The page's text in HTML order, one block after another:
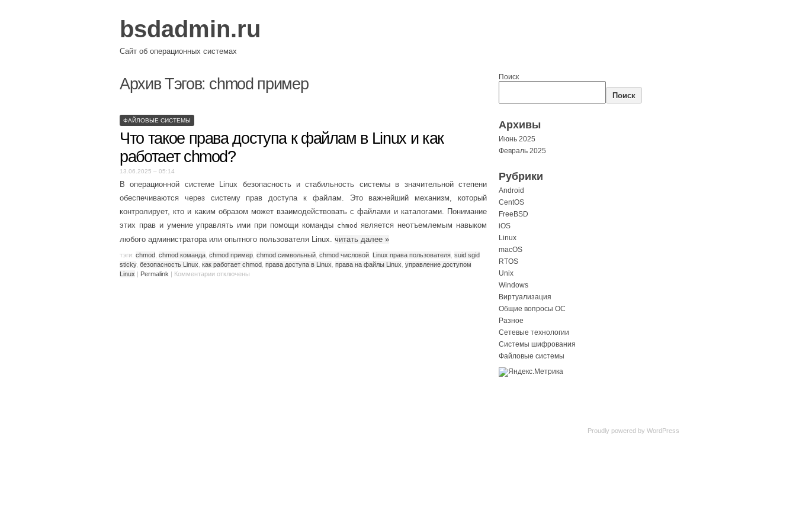
bsdadmin.ru
Сайт об операционных системах
Архив Тэгов: chmod пример
ФАЙЛОВЫЕ СИСТЕМЫ
Что такое права доступа к файлам в Linux и как
работает chmod?
13.06.2025 – 05:14
В операционной системе Linux безопасность и стабильность системы в значительной степени
обеспечиваются через систему прав доступа к файлам. Это важнейший механизм, который
контролирует, кто и каким образом может взаимодействовать с файлами и каталогами. Понимание
этих прав и умение управлять ими при помощи команды chmod является неотъемлемым навыком
любого администратора или опытного пользователя Linux. читать далее »
тэги: chmod chmod команда chmod пример chmod символьный chmod числовой Linux права пользователя suid sgid
sticky, безопасность Linux как работает chmod права доступа в Linux права на файлы Linux управление доступом
Linux | Permalink | Комментарии отключены
Поиск
Поиск
Архивы
Июнь 2025
Февраль 2025
Рубрики
Android
CentOS
FreeBSD
iOS
Linux
macOS
RTOS
Unix
Windows
Виртуализация
Общие вопросы ОС
Разное
Сетевые технологии
Системы шифрования
Файловые системы
Proudly powered by WordPress